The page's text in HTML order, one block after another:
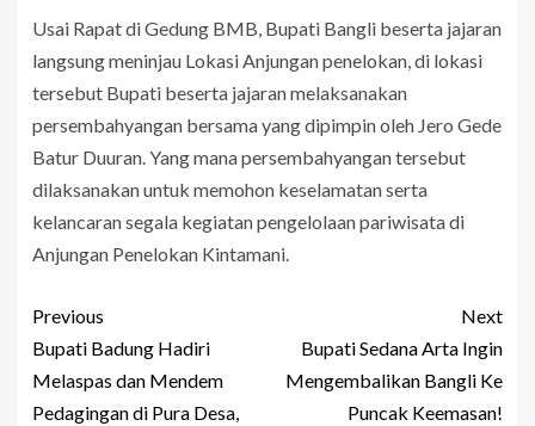
Usai Rapat di Gedung BMB, Bupati Bangli beserta jajaran
langsung meninjau Lokasi Anjungan penelokan, di lokasi
tersebut Bupati beserta jajaran melaksanakan
persembahyangan bersama yang dipimpin oleh Jero Gede
Batur Duuran. Yang mana persembahyangan tersebut
dilaksanakan untuk memohon keselamatan serta
kelancaran segala kegiatan pengelolaan pariwisata di
Anjungan Penelokan Kintamani.
Previous
Bupati Badung Hadiri
Melaspas dan Mendem
Pedagingan di Pura Desa,
Next
Bupati Sedana Arta Ingin
Mengembalikan Bangli Ke
Puncak Keemasan!